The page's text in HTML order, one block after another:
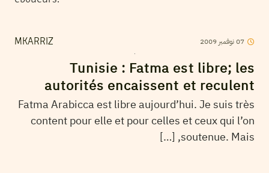
MKARRIZ 07نوفمبر 2009
Tunisie : Fatma est libre; les
autorités encaissent et reculent
Fatma Arabicca est libre aujourd’hui. Je suis très
content pour elle et pour celles et ceux qui l’on
soutenue. Mais, […]